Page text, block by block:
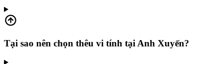
Tại sao nên chọn thêu vi tính tại Anh Xuyến?